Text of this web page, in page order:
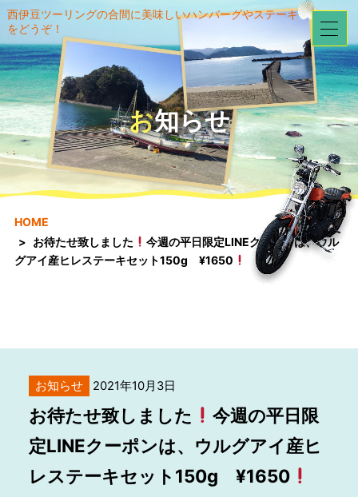
西伊豆ツーリングの合間に美味しいハンバーグやステーキ
をどうぞ！
お知らせ
HOME
お待たせ致しました
今週の平日限定LINEクーポンは、ウル
グアイ産ヒレステーキセット150g ¥1650
お知らせ 2021年10月3日
お待たせ致しました
今週の平日限
定LINEクーポンは、ウルグアイ産ヒ
レステーキセット150g ¥1650